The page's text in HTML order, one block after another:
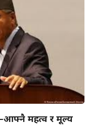
महत्व र मूल्य